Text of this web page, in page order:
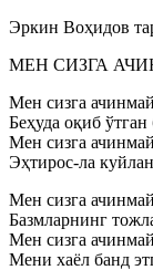
Эркин Воҳидов
МЕН СИЗГА
Мен сизга
Беҳуда оқиб
Мен сизга
Эҳтирос-ла
Мен сизга
Базмларнинг
Мен сизга
Мени хаёл банд